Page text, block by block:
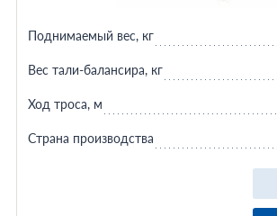
Поднимаемый вес, кг
Вес тали-балансира, кг
Ход троса, м
Страна производства